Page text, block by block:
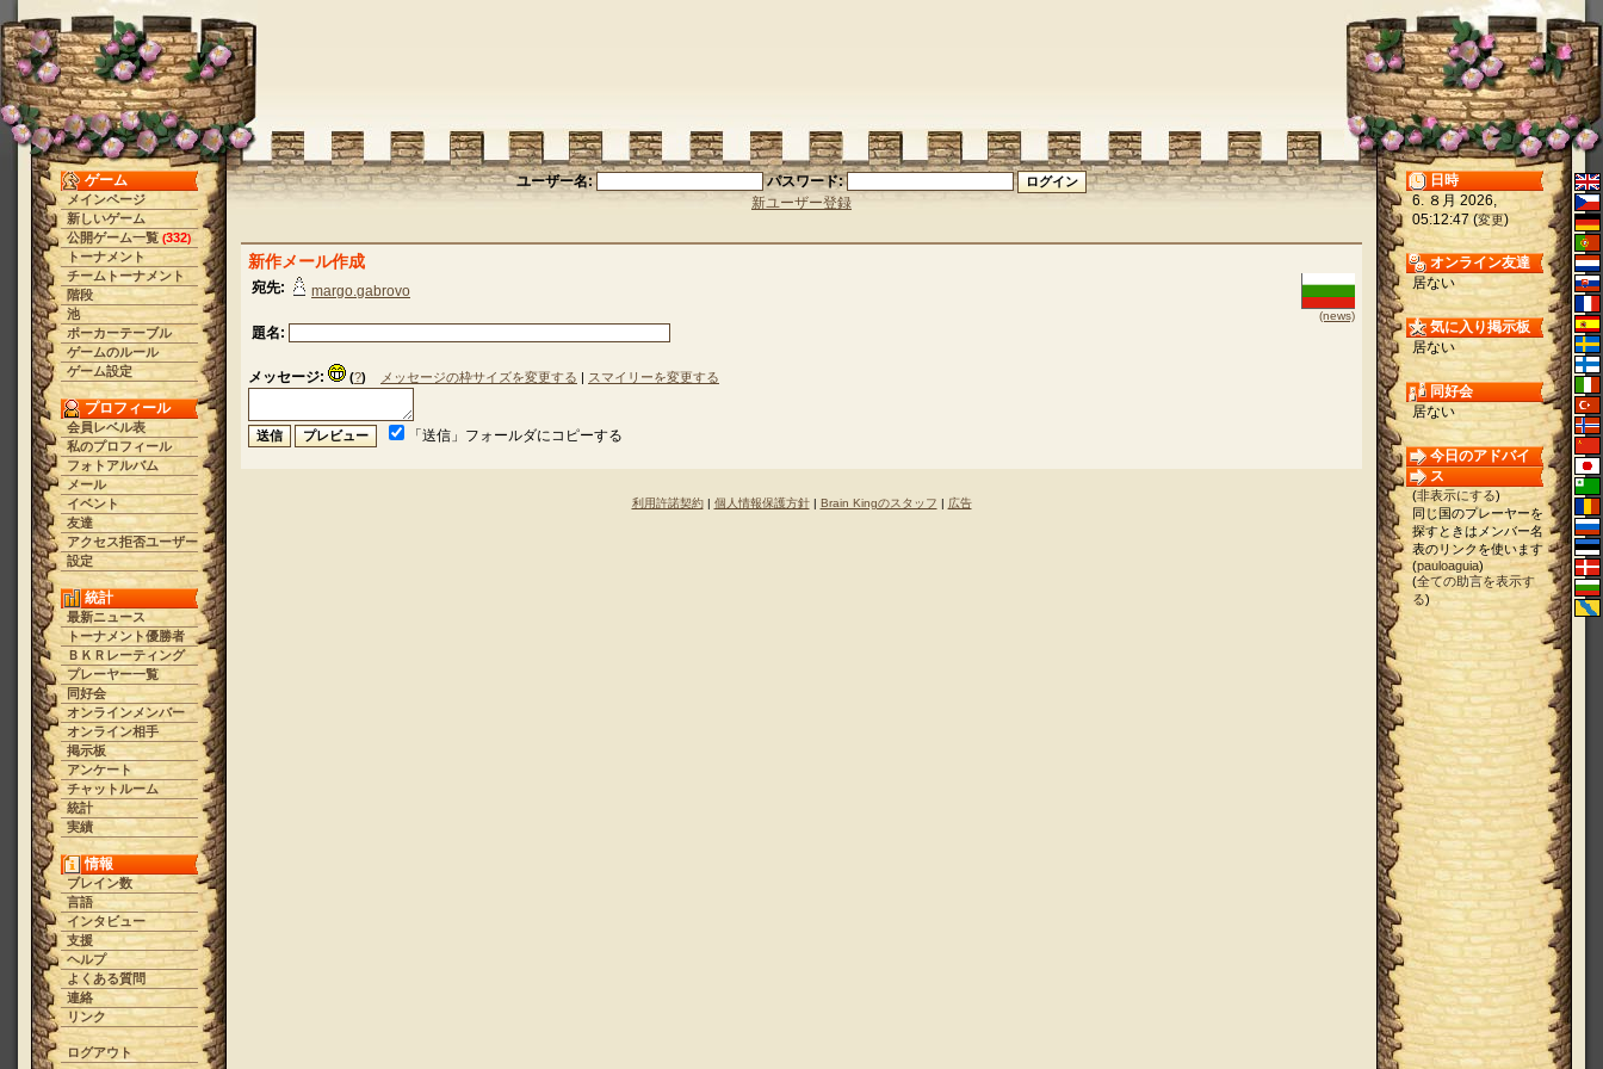
ゲーム
メインページ
新しいゲーム
公開ゲーム一覧 (332)
トーナメント
チームトーナメント
階段
池
ポーカーテーブル
ゲームのルール
ゲーム設定
プロフィール
会員レベル表
私のプロフィール
フォトアルバム
メール
イベント
友達
アクセス拒否ユーザー
設定
統計
最新ニュース
トーナメント優勝者
ＢＫＲレーティング
プレーヤー一覧
同好会
オンラインメンバー
オンライン相手
掲示板
アンケート
チャットルーム
統計
実績
情報
ブレイン数
言語
インタビュー
支援
ヘルプ
よくある質問
連絡
リンク
ログアウト
ユーザー名:
パスワード:
新ユーザー登録
新作メール作成
(news)
宛先: margo.gabrovo
題名:
メッセージ: (?) メッセージの枠サイズを変更する | スマイリーを変更する
「送信」フォールダにコピーする
利用許諾契約| 個人情報保護方針| Brain Kingのスタッフ | 広告
日時
6. ８月 2026,
05:12:47 (変更)
オンライン友達
居ない
気に入り掲示板
居ない
同好会
居ない
今日のアドバイ
ス
(非表示にする)
同じ国のプレーヤーを
探すときはメンバー名
表のリンクを使います
(pauloaguia)
(全ての助言を表示す
る)